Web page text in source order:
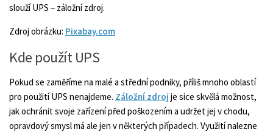
slouží UPS – záložní zdroj.
Zdroj obrázku: Pixabay.com
Kde použít UPS
Pokud se zaměříme na malé a střední podniky, příliš mnoho oblastí
pro použití UPS nenajdeme. Záložní zdroj je sice skvělá možnost,
jak ochránit svoje zařízení před poškozením a udržet jej v chodu,
opravdový smysl má ale jen v některých případech. Využití nalezne